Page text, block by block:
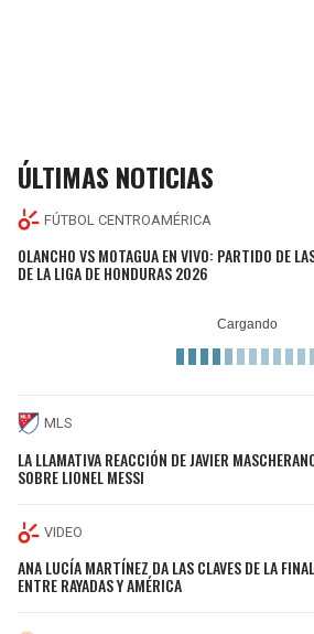
ÚLTIMAS NOTICIAS
FÚTBOL CENTROAMÉRICA
OLANCHO VS MOTAGUA EN VIVO: PARTIDO DE
DE LA LIGA DE HONDURAS 2026
MLS
LA LLAMATIVA REACCIÓN DE JAVIER
SOBRE LIONEL MESSI
VIDEO
ANA LUCÍA MARTÍNEZ DA LAS CLAVES DE LA
ENTRE RAYADAS Y AMÉRICA